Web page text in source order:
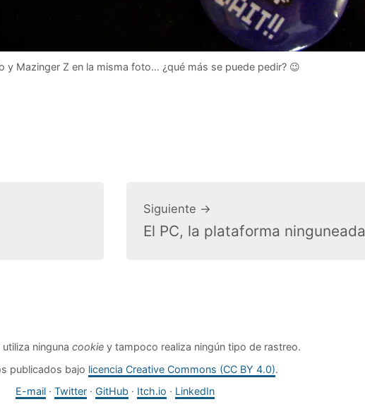
y Mazinger Z en la misma foto… ¿qué más se puede pedir? 😉
Siguiente →
El PC, la plataforma ninguneada
ninguna cookie y tampoco realiza ningún tipo de rastreo.
publicados bajo licencia Creative Commons (CC BY 4.0).
E-mail · Twitter · GitHub · Itch.io · LinkedIn